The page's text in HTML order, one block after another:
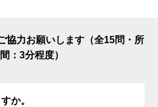
協力お願いします（全15問・所
：3分程度）
か。